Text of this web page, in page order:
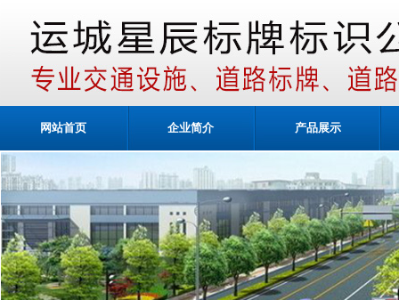
网站首页 企业简介 产品展示